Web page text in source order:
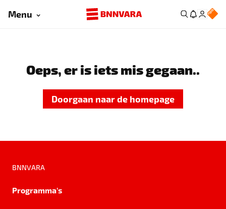
Menu
Oeps, er is iets mis gegaan..
Doorgaan naar de homepage
BNNVARA
Programma's